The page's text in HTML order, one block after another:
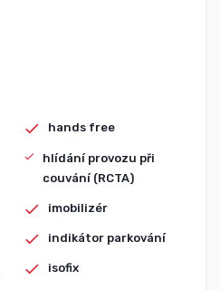
hands free
hlídání provozu při
couvání (RCTA)
imobilizér
indikátor parkování
isofix